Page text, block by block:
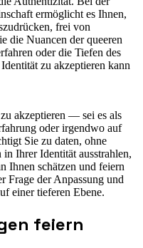
ermöglicht es Ihnen,
frei von
die Nuancen der queeren
oder die Tiefen des
zu akzeptieren kann
akzeptieren — sei es als
oder irgendwo auf
Sie zu daten, ohne
Ihrer Identität ausstrahlen,
Ihnen schätzen und feiern
Frage der Anpassung und
einer tieferen Ebene.
feiern